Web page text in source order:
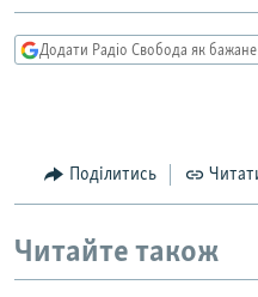
Перейти
до
КУЛЬТУРА
КРИМ.РЕАЛІЇ
КИТАЙ.ВИКЛИКИ
МУЛЬТИМЕДІА
ФОТО
Додати Радіо Свобода як
Поділитись
Читайте також